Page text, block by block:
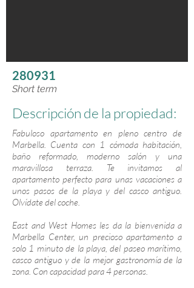
280931
Short term
Descripción de la propiedad:
Fabuloso apartamento en pleno centro de
Marbella. Cuenta con 1 cómoda habitación,
baño reformado, moderno salón y una
maravillosa terraza. Te invitamos al
apartamento perfecto para unas vacaciones a
unos pasos de la playa y del casco antiguo.
Olvídate del coche.
East and West Homes les da la bienvenida a
Marbella Center, un precioso apartamento a
solo 1 minuto de la playa, del paseo marítimo,
casco antiguo y de la mejor gastronomía de la
zona. Con capacidad para 4 personas.